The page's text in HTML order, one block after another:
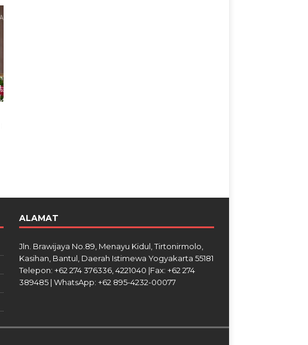
ALAMAT
Jln. Brawijaya No.89, Menayu Kidul, Tirtonirmolo,
Kasihan, Bantul, Daerah Istimewa Yogyakarta 55181
Telepon: +62 274 376336, 4221040 |Fax: +62 274
389485 | WhatsApp: +62 895-4232-00077